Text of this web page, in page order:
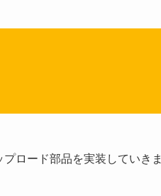
ロード部品を実装していきま